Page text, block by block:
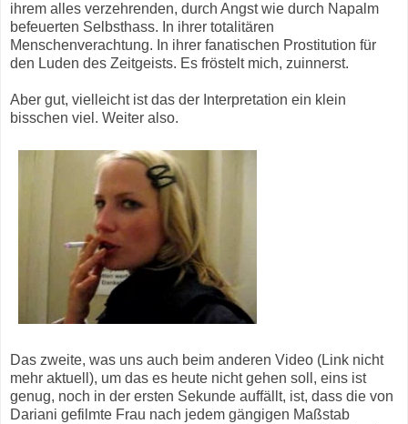
ihrem alles verzehrenden, durch Angst wie durch Napalm
befeuerten Selbsthass. In ihrer totalitären
Menschenverachtung. In ihrer fanatischen Prostitution für
den Luden des Zeitgeists. Es fröstelt mich, zuinnerst.
Aber gut, vielleicht ist das der Interpretation ein klein
bisschen viel. Weiter also.
Das zweite, was uns auch beim anderen Video (Link nicht
mehr aktuell), um das es heute nicht gehen soll, eins ist
genug, noch in der ersten Sekunde auffällt, ist, dass die von
Dariani gefilmte Frau nach jedem gängigen Maßstab